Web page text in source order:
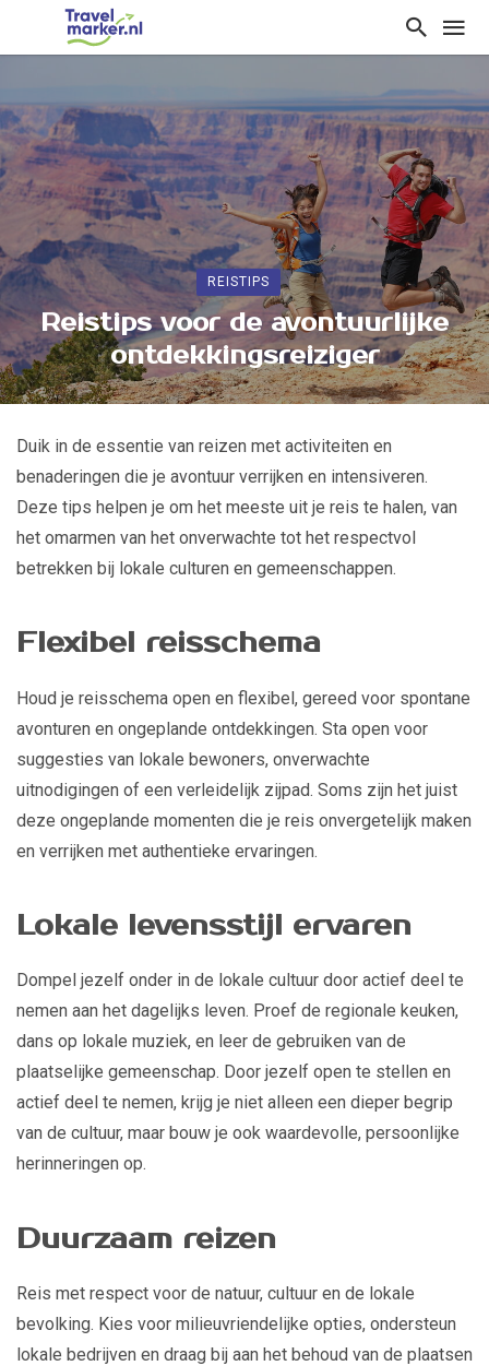
REISTIPS
Reistips voor de avontuurlijke
ontdekkingsreiziger
Duik in de essentie van reizen met activiteiten en
benaderingen die je avontuur verrijken en intensiveren.
Deze tips helpen je om het meeste uit je reis te halen, van
het omarmen van het onverwachte tot het respectvol
betrekken bij lokale culturen en gemeenschappen.
Flexibel reisschema
Houd je reisschema open en flexibel, gereed voor spontane
avonturen en ongeplande ontdekkingen. Sta open voor
suggesties van lokale bewoners, onverwachte
uitnodigingen of een verleidelijk zijpad. Soms zijn het juist
deze ongeplande momenten die je reis onvergetelijk maken
en verrijken met authentieke ervaringen.
Lokale levensstijl ervaren
Dompel jezelf onder in de lokale cultuur door actief deel te
nemen aan het dagelijks leven. Proef de regionale keuken,
dans op lokale muziek, en leer de gebruiken van de
plaatselijke gemeenschap. Door jezelf open te stellen en
actief deel te nemen, krijg je niet alleen een dieper begrip
van de cultuur, maar bouw je ook waardevolle, persoonlijke
herinneringen op.
Duurzaam reizen
Reis met respect voor de natuur, cultuur en de lokale
bevolking. Kies voor milieuvriendelijke opties, ondersteun
lokale bedrijven en draag bij aan het behoud van de plaatsen